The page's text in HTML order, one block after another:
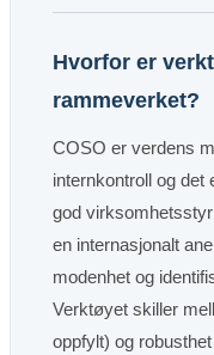
Hvorfor er
rammeverket?
COSO er verdens
internkontroll og det
god
en internasjonalt
modenhet og
Verktøyet skiller
oppfylt) og